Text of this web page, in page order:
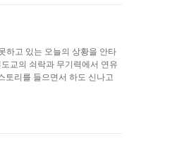
하고 있는 오늘의 상황을 안타
교의 쇠락과 무기력에서 연유
토리를 들으면서 하도 신나고